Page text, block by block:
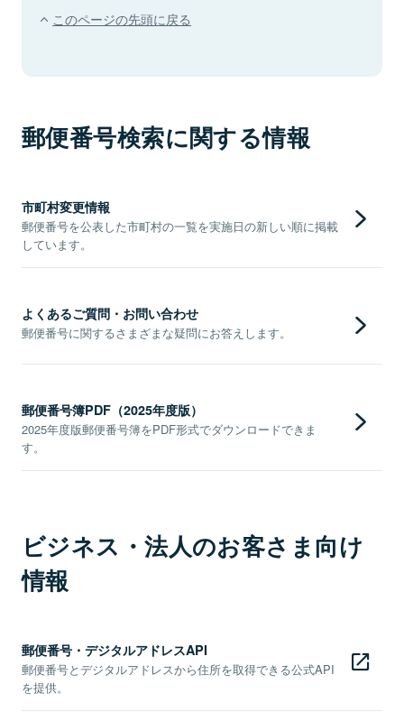
このページの先頭に戻る
郵便番号検索に関する情報
市町村変更情報
郵便番号を公表した市町村の一覧を実施日の新しい順に掲載
しています。
よくあるご質問・お問い合わせ
郵便番号に関するさまざまな疑問にお答えします。
郵便番号簿PDF（2025年度版）
2025年度版郵便番号簿をPDF形式でダウンロードできま
す。
ビジネス・法人のお客さま向け
情報
郵便番号・デジタルアドレスAPI
郵便番号とデジタルアドレスから住所を取得できる公式API
を提供。